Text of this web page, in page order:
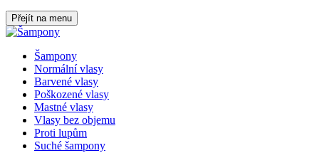
Přejít na menu
Šampony
Normální vlasy
Barvené vlasy
Poškozené vlasy
Mastné vlasy
Vlasy bez objemu
Proti lupům
Suché šampony